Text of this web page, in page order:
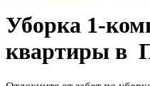
Уборка 1-
квартиры в